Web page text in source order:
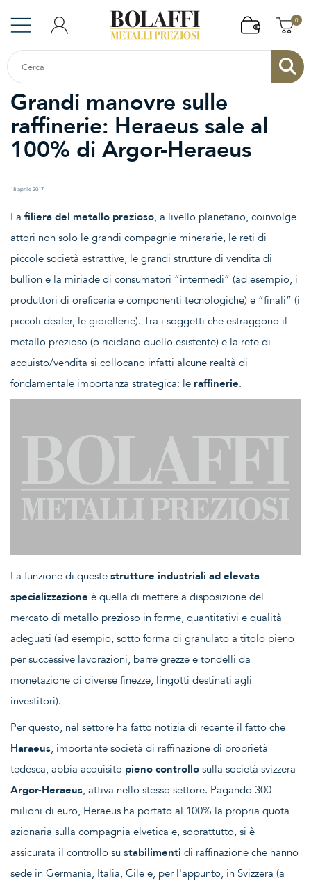
0
Grandi manovre sulle
raffinerie: Heraeus sale al
100% di Argor-Heraeus
18 aprile 2017
La filiera del metallo prezioso, a livello planetario, coinvolge
attori non solo le grandi compagnie minerarie, le reti di
piccole società estrattive, le grandi strutture di vendita di
bullion e la miriade di consumatori “intermedi” (ad esempio, i
produttori di oreficeria e componenti tecnologiche) e “finali” (i
piccoli dealer, le gioiellerie). Tra i soggetti che estraggono il
metallo prezioso (o riciclano quello esistente) e la rete di
acquisto/vendita si collocano infatti alcune realtà di
fondamentale importanza strategica: le raffinerie.
La funzione di queste strutture industriali ad elevata
specializzazione è quella di mettere a disposizione del
mercato di metallo prezioso in forme, quantitativi e qualità
adeguati (ad esempio, sotto forma di granulato a titolo pieno
per successive lavorazioni, barre grezze e tondelli da
monetazione di diverse finezze, lingotti destinati agli
investitori).
Per questo, nel settore ha fatto notizia di recente il fatto che
Haraeus, importante società di raffinazione di proprietà
tedesca, abbia acquisito pieno controllo sulla società svizzera
Argor-Heraeus, attiva nello stesso settore. Pagando 300
milioni di euro, Heraeus ha portato al 100% la propria quota
azionaria sulla compagnia elvetica e, soprattutto, si è
assicurata il controllo su stabilimenti di raffinazione che hanno
sede in Germania, Italia, Cile e, per l'appunto, in Svizzera (a